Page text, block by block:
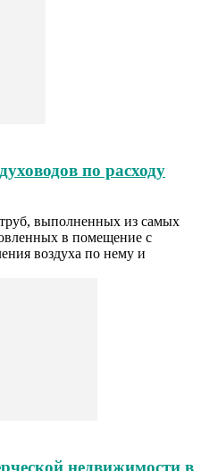
по расходу
выполненных из самых
в помещение с
воздуха по нему и
недвижимости в